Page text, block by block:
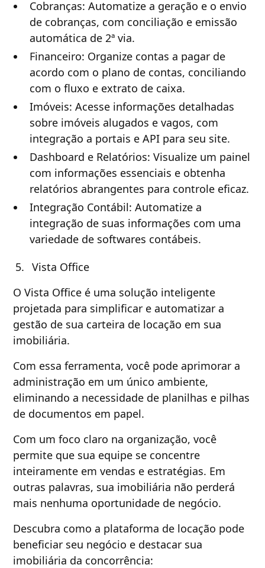
Cobranças: Automatize a geração e o envio
de cobranças, com conciliação e emissão
automática de 2ª via.
Financeiro: Organize contas a pagar de
acordo com o plano de contas, conciliando
com o fluxo e extrato de caixa.
Imóveis: Acesse informações detalhadas
sobre imóveis alugados e vagos, com
integração a portais e API para seu site.
Dashboard e Relatórios: Visualize um painel
com informações essenciais e obtenha
relatórios abrangentes para controle eficaz.
Integração Contábil: Automatize a
integração de suas informações com uma
variedade de softwares contábeis.
Vista Office
O Vista Office é uma solução inteligente
projetada para simplificar e automatizar a
gestão de sua carteira de locação em sua
imobiliária.
Com essa ferramenta, você pode aprimorar a
administração em um único ambiente,
eliminando a necessidade de planilhas e pilhas
de documentos em papel.
Com um foco claro na organização, você
permite que sua equipe se concentre
inteiramente em vendas e estratégias. Em
outras palavras, sua imobiliária não perderá
mais nenhuma oportunidade de negócio.
Descubra como a plataforma de locação pode
beneficiar seu negócio e destacar sua
imobiliária da concorrência: